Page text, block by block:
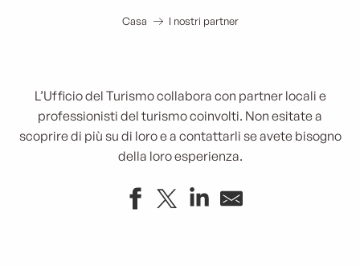
Casa I nostri partner
L’Ufficio del Turismo collabora con partner locali e
professionisti del turismo coinvolti. Non esitate a
scoprire di più su di loro e a contattarli se avete bisogno
della loro esperienza.